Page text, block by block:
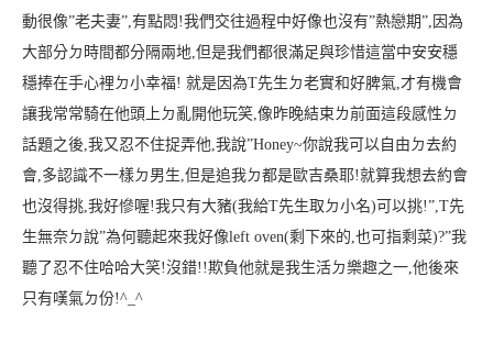
動很像”老夫妻”,有點悶!我們交往過程中好像也沒有”熱戀期”,因為
大部分ㄉ時間都分隔兩地,但是我們都很滿足與珍惜這當中安安穩
穩捧在手心裡ㄉ小幸福! 就是因為T先生ㄉ老實和好脾氣,才有機會
讓我常常騎在他頭上ㄉ亂開他玩笑,像昨晚結束ㄌ前面這段感性ㄉ
話題之後,我又忍不住捉弄他,我說”Honey~你說我可以自由ㄉ去約
會,多認識不一樣ㄉ男生,但是追我ㄉ都是歐吉桑耶!就算我想去約會
也沒得挑,我好慘喔!我只有大豬(我給T先生取ㄉ小名)可以挑!”,T先
生無奈ㄉ說”為何聽起來我好像left oven(剩下來的,也可指剩菜)?”我
聽了忍不住哈哈大笑!沒錯!!欺負他就是我生活ㄉ樂趣之一,他後來
只有嘆氣ㄉ份!^_^